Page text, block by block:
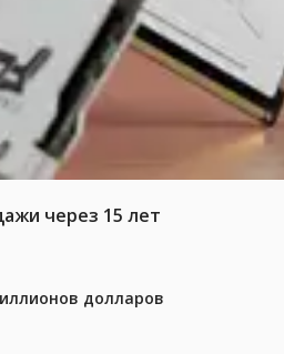
через 15 лет
долларов